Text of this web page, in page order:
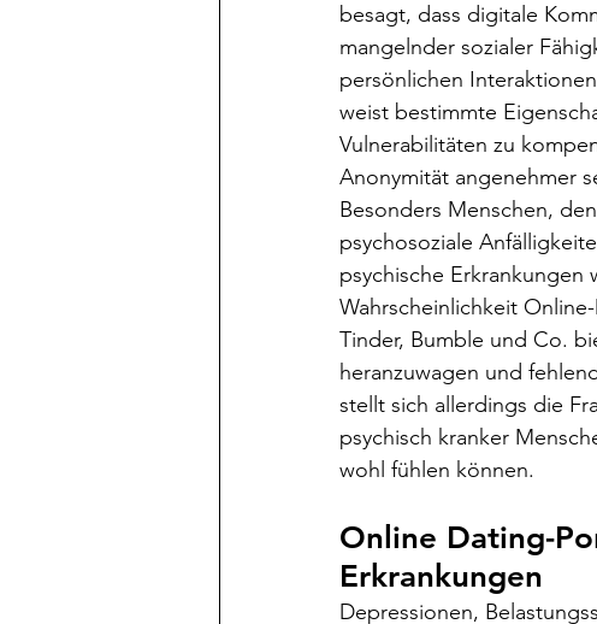
besagt, dass digitale
mangelnder sozialer
persönlichen
weist bestimmte
Vulnerabilitäten zu
Anonymität angenehmer
Besonders Menschen,
psychosoziale
psychische
Wahrscheinlichkeit
Tinder, Bumble und Co.
heranzuwagen und
stellt sich allerdings die
psychisch kranker
wohl fühlen können.
Online Dating-
Erkrankungen
Depressionen,